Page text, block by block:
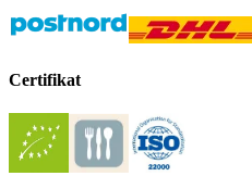
Certifikat